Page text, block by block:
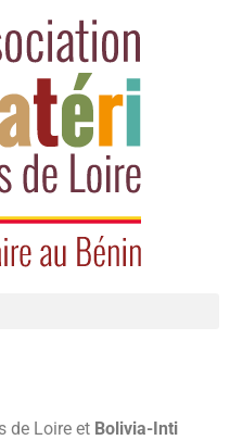
de Loire et Bolivia-Inti